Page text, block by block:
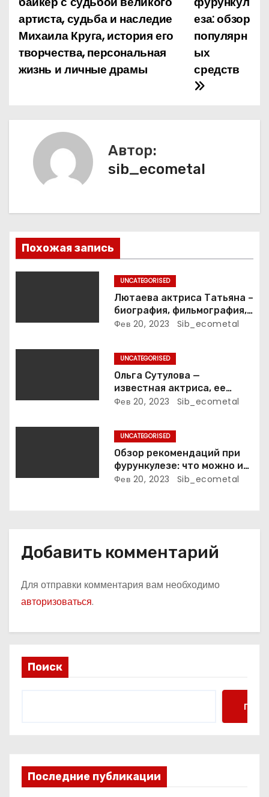
в
и
г
ц
з
а
и
с
м
еза: обзор
популярн
ых
средств
артиста, судьба и наследие
Михаила Круга, история его
творчества, персональная
жизнь и личные драмы
Автор:
sib_ecometal
Похожая запись
UNCATEGORISED
Лютаева актриса Татьяна –
биография, фильмография,
достижения
Фев 20, 2023 Sib_ecometal
UNCATEGORISED
Ольга Сутулова —
известная актриса, ее
биография, достижения и
Фев 20, 2023 Sib_ecometal
UNCATEGORISED
Обзор рекомендаций при
фурункулезе: что можно и
что нельзя делать
Фев 20, 2023 Sib_ecometal
Добавить комментарий
Для отправки комментария вам необходимо
авторизоваться.
Поиск
Поиск
Последние публикации